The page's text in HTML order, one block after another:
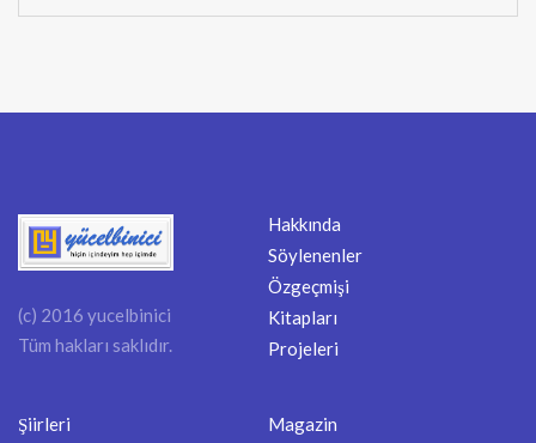
(c) 2016 yucelbinici
Tüm hakları saklıdır.
Hakkında
Söylenenler
Özgeçmişi
Kitapları
Projeleri
Şiirleri
Magazin